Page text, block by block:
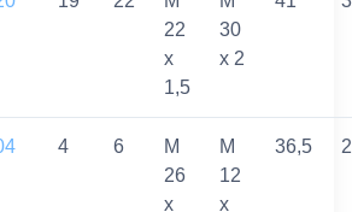
22
x
1,5
30
x 2
4 6
M
26
x
M
12
x
36,5